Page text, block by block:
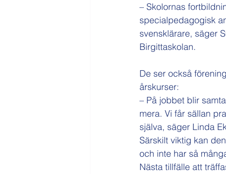
– Skolornas
specialpedagogisk
svensklärare, säger
Birgittaskolan.
De ser också
årskurser:
– På jobbet blir
mera. Vi får sällan
själva, säger Linda
Särskilt viktig kan
och inte har så
Nästa tillfälle att